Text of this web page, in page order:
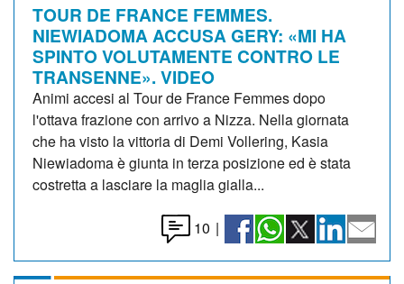
TOUR DE FRANCE FEMMES.
NIEWIADOMA ACCUSA GERY: «MI HA
SPINTO VOLUTAMENTE CONTRO LE
TRANSENNE». VIDEO
Animi accesi al Tour de France Femmes dopo
l'ottava frazione con arrivo a Nizza. Nella giornata
che ha visto la vittoria di Demi Vollering, Kasia
Niewiadoma è giunta in terza posizione ed è stata
costretta a lasciare la maglia gialla...
10 |